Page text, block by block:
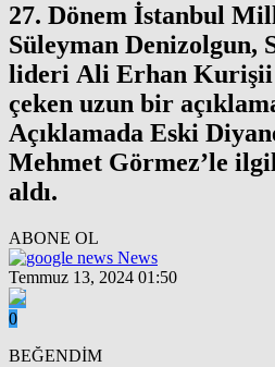
27. Dönem İstanbul
Süleyman Denizolgun,
lideri Ali Erhan
çeken uzun bir
Açıklamada Eski
Mehmet Görmez’le
aldı.
ABONE OL
News
Temmuz 13, 2024 01:50
0
BEĞENDİM